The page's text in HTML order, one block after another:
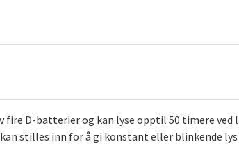
fire D-batterier og kan lyse opptil 50 timere
stilles inn for å gi konstant eller blinkende